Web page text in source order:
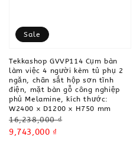
Sale
Tekkashop GVVP114 Cụm bàn
làm việc 4 người kèm tủ phụ 2
ngăn, chân sắt hộp sơn tĩnh
điện, mặt bàn gỗ công nghiệp
phủ Melamine, kích thước:
W2400 x D1200 x H750 mm
Regular
price
16,238,000 ₫
Sale
9,743,000 ₫